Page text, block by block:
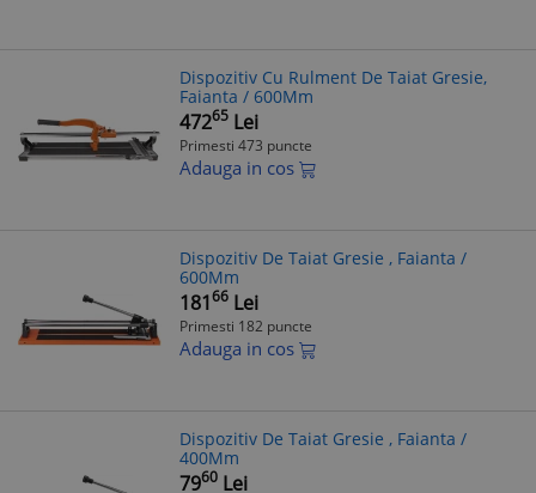
Dispozitiv Cu Rulment De Taiat Gresie,
Faianta / 600Mm
47265 Lei
Primesti 473 puncte
Adauga in cos
Dispozitiv De Taiat Gresie , Faianta /
600Mm
18166 Lei
Primesti 182 puncte
Adauga in cos
Dispozitiv De Taiat Gresie , Faianta /
400Mm
7960 Lei